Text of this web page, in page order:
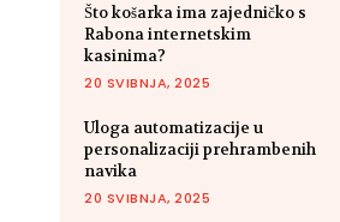
Što košarka ima zajedničko s
Rabona internetskim
kasinima?
20 SVIBNJA, 2025
Uloga automatizacije u
personalizaciji prehrambenih
navika
20 SVIBNJA, 2025